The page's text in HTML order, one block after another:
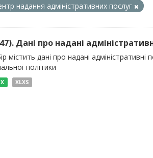
надання адміністративних послуг
Дані про надані
містить дані про надані
політики
XLXS